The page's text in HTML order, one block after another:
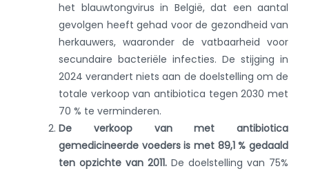
het blauwtongvirus in België, dat een aantal
gevolgen heeft gehad voor de gezondheid van
herkauwers, waaronder de vatbaarheid voor
secundaire bacteriële infecties. De stijging in
2024 verandert niets aan de doelstelling om de
totale verkoop van antibiotica tegen 2030 met
70 % te verminderen.
De verkoop van met antibiotica
gemedicineerde voeders is met 89,1 % gedaald
ten opzichte van 2011. De doelstelling van 75%